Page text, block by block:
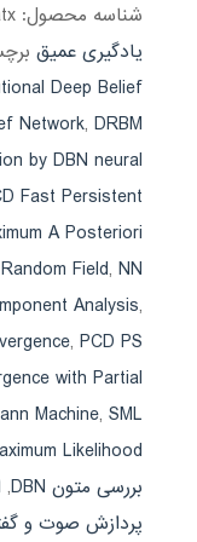
شناسه محصول:
یادگیری عمیق
Deep Belief
Network,DRBM
by DBN neural
Fast Persistent
A Posteriori
Field,NN
Analysis,
,PCD PS
with Partial
Machine,SML
Likelihood
بررسی متون DBN
,
پردازش صوت و